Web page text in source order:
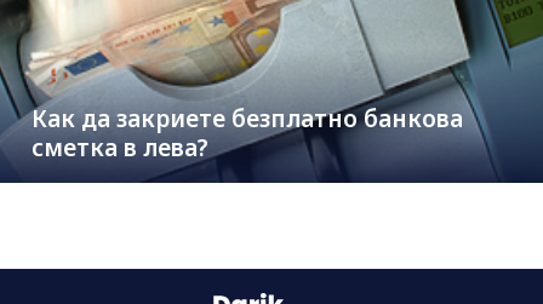
Как да закриете безплатно банкова
сметка в лева?